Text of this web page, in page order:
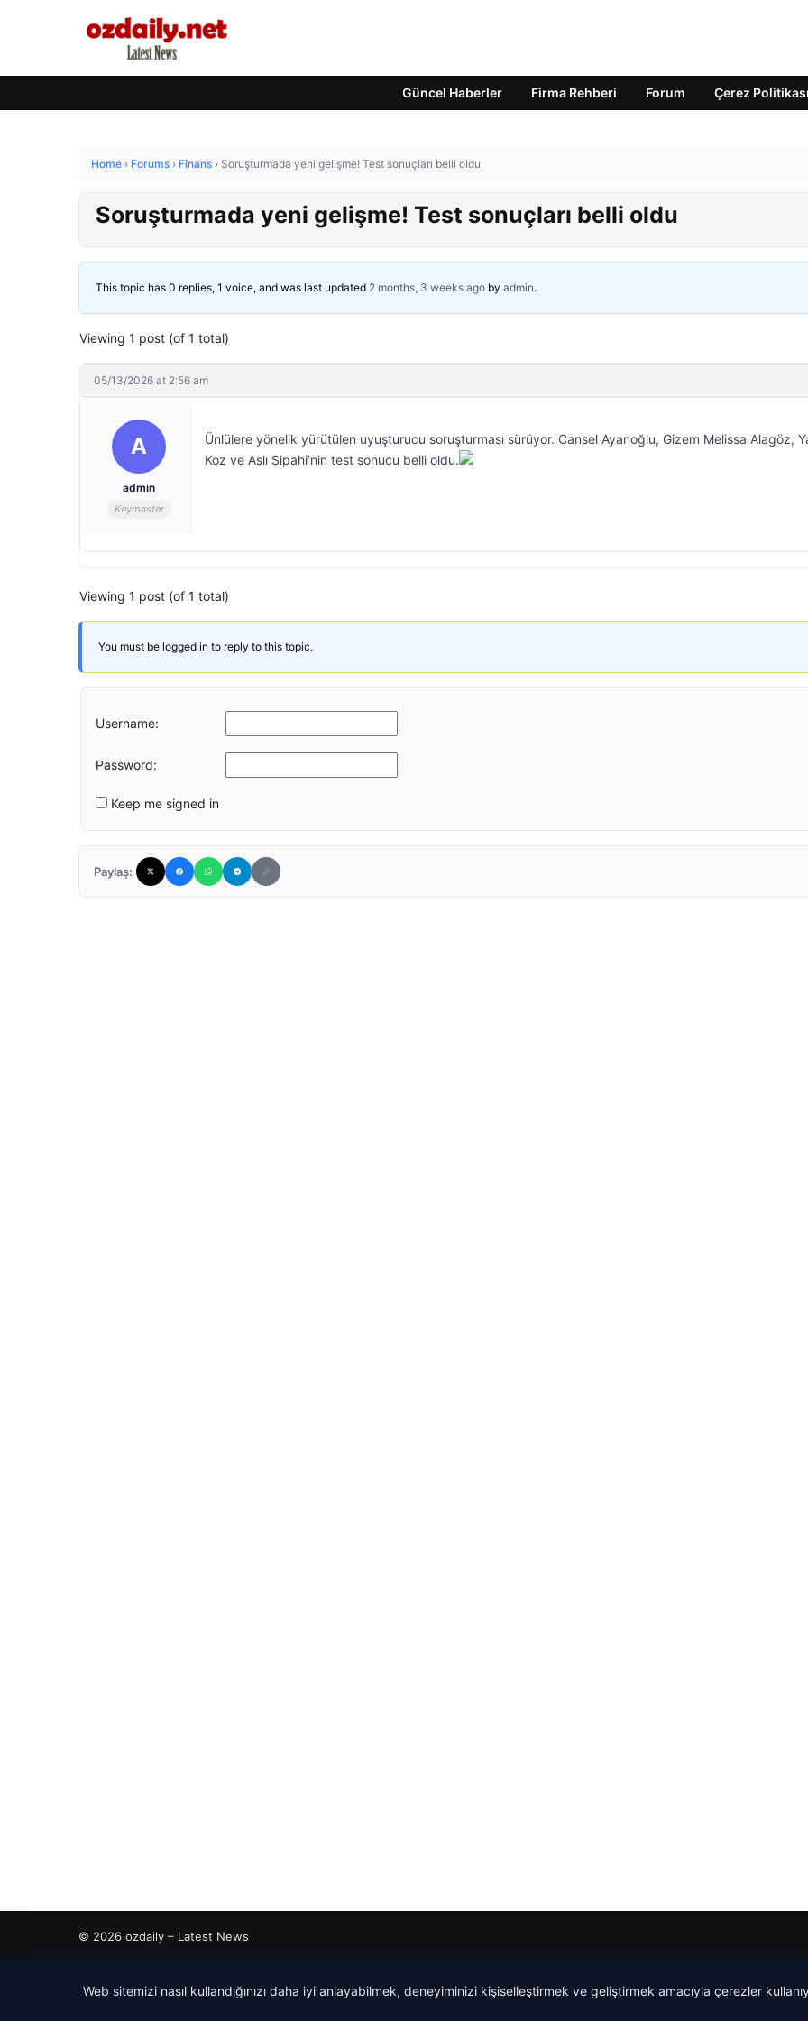
Güncel Haberler Firma Rehberi Forum Çerez Politikası
Home › Forums › Finans › Soruşturmada yeni gelişme! Test sonuçları belli oldu
Soruşturmada yeni gelişme! Test sonuçları belli oldu
This topic has 0 replies, 1 voice, and was last updated 2 months, 3 weeks ago by admin.
Viewing 1 post (of 1 total)
05/13/2026 at 2:56 am
A
admin
Keymaster
Ünlülere yönelik yürütülen uyuşturucu soruşturması sürüyor. Cansel Ayanoğlu, Gizem Melissa Alagöz,
Koz ve Aslı Sipahi’nin test sonucu belli oldu.
Viewing 1 post (of 1 total)
You must be logged in to reply to this topic.
Username:
Password:
Keep me signed in
Paylaş:
© 2026 ozdaily – Latest News
Web sitemizi nasıl kullandığınızı daha iyi anlayabilmek, deneyiminizi kişiselleştirmek ve geliştirmek amacıyla çerezler